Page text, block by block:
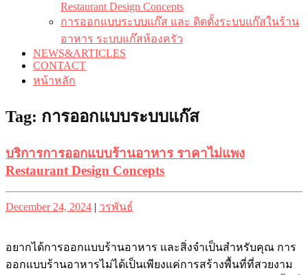
Restaurant Design Concepts
การออกแบบระบบแก๊ส และ ติดตั้งระบบแก๊สในร้าน
อาหาร ระบบแก๊สห้องครัว
NEWS&ARTICLES
CONTACT
หน้าหลัก
Tag: การออกแบบระบบแก๊ส
บริการการออกแบบร้านอาหาร ราคาไม่แพง
Restaurant Design Concepts
Posted
on
December 24, 2024 | Posted
on
วรพันธ์
อยากได้การออกแบบร้านอาหาร และสิ่งจำเป็นสำหรับคุณ การ
ออกแบบร้านอาหารไม่ได้เป็นเพียงแค่การสร้างพื้นที่ที่สวยงาม